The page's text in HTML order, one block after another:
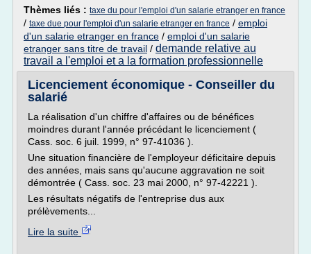
Thèmes liés : taxe du pour l'emploi d'un salarie etranger en france
/ taxe due pour l'emploi d'un salarie etranger en france / emploi
d'un salarie etranger en france / emploi d'un salarie
etranger sans titre de travail / demande relative au
travail a l'emploi et a la formation professionnelle
Licenciement économique - Conseiller du
salarié
La réalisation d'un chiffre d'affaires ou de bénéfices
moindres durant l'année précédant le licenciement (
Cass. soc. 6 juil. 1999, n° 97-41036 ).
Une situation financière de l'employeur déficitaire depuis
des années, mais sans qu'aucune aggravation ne soit
démontrée ( Cass. soc. 23 mai 2000, n° 97-42221 ).
Les résultats négatifs de l'entreprise dus aux
prélèvements...
Lire la suite